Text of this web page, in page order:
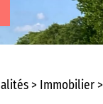
Immobilier